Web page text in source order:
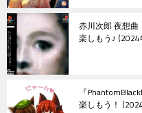
赤川次郎 夜想
楽しもう♪
『
楽しもう！